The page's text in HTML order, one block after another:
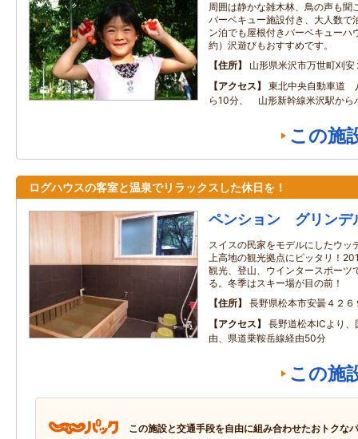
周囲は静かな雑木林、鳥の声も聞
バーベキュー施設付き、大人数で
ン泊でも屋根付きバーベキューハ
約）沢遊びもおすすめです。
住所
山形県米沢市万世町刈
アクセス
東北中央自動車道
ら10分、 山形新幹線米沢駅か
この施
ログハウスの客室と温泉でリラックスした休日を！
ペンション グリンデ
スイスの民家をモデルにしたウッ
上高地の観光拠点にピッタリ！
観光、登山、ウインタースポーツ
る。冬季はスキー場が目の前！
住所
長野県松本市安曇４２６
アクセス
長野道松本ICより
由、県道乗鞍岳線経由50分
この施
この施設と交通手段を自由に組み合わせたおトクな